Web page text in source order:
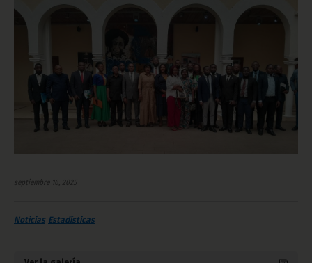
septiembre 16, 2025
Noticias Estadísticas